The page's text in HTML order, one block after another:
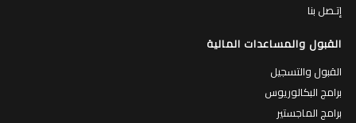
إتـصل بنا
القبول والمساعدات المالية
القبول والتسجيل
برامج البكالوريوس
برامج الماجستير